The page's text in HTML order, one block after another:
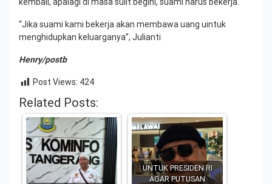
kembali, apalagi di masa sulit begini, suami harus bekerja.
“Jika suami kami bekerja akan membawa uang uintuk
menghidupkan keluarganya”, Julianti
Henry/postb
Post Views: 424
Related Posts:
UNTUK PRESIDEN RI
AGAR PUTUSAN